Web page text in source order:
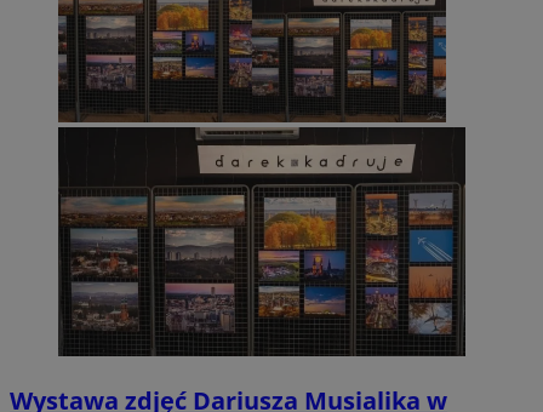
Wystawa zdjęć Dariusza Musialika w